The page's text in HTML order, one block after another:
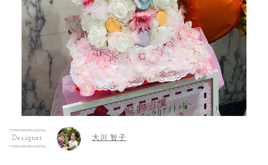
Designer 大川 智子